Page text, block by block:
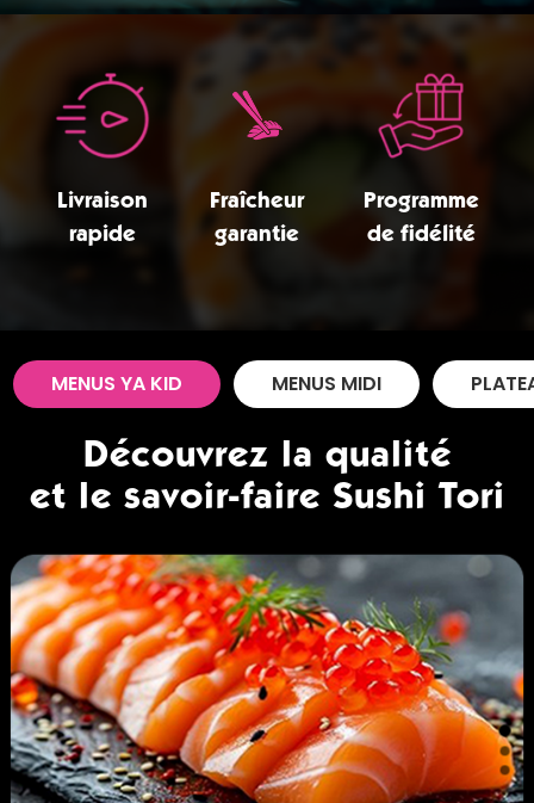
Livraison
rapide
Fraîcheur
garantie
Programme
de fidélité
MENUS YA KID MENUS MIDI
Découvrez la qualité
et le savoir-faire Sushi Tori